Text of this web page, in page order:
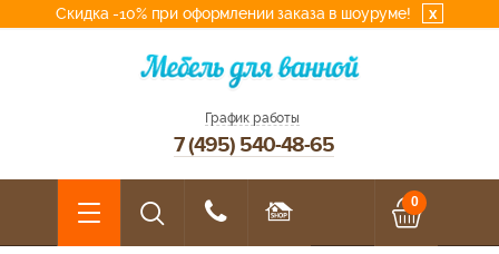
Скидка -10% при оформлении заказа в шоуруме! x
График работы
7 (495) 540-48-65
0